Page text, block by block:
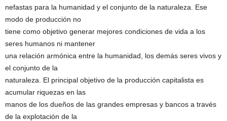
nefastas para la humanidad y el conjunto de la naturaleza. Ese
modo de producción no
tiene como objetivo generar mejores condiciones de vida a los
seres humanos ni mantener
una relación armónica entre la humanidad, los demás seres vivos y
el conjunto de la
naturaleza. El principal objetivo de la producción capitalista es
acumular riquezas en las
manos de los dueños de las grandes empresas y bancos a través
de la explotación de la